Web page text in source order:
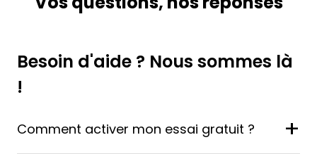
Besoin d'aide ? Nous sommes là
!
Comment activer mon essai gratuit ? +